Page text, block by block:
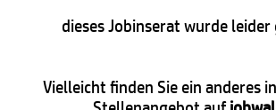
dieses Jobinserat wurde
Vielleicht finden Sie ein anderes